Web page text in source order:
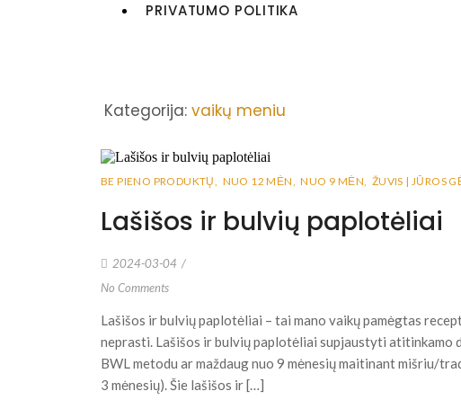
PRIVATUMO POLITIKA
Kategorija: vaikų meniu
BE PIENO PRODUKTŲ, NUO 12 MĖN, NUO 9 MĖN, ŽUVIS | JŪROS
Lašišos ir bulvių paplotėliai
2024-03-04 /
No Comments
Lašišos ir bulvių paplotėliai – tai mano vaikų pamėgtas
neprasti. Lašišos ir bulvių paplotėliai supjaustyti atitinkamo
BWL metodu ar maždaug nuo 9 mėnesių maitinant mišriu/
3 mėnesių). Šie lašišos ir […]